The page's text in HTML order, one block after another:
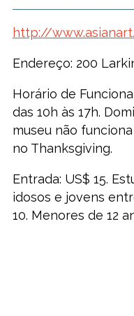
http://
Endereço: 200
Horário de
das 10h às 17h.
museu não
no Thanksgiving.
Entrada: US$ 15.
idosos e jovens
10. Menores de 12